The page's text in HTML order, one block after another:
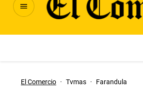
El Comercio · Tvmas · Farandula